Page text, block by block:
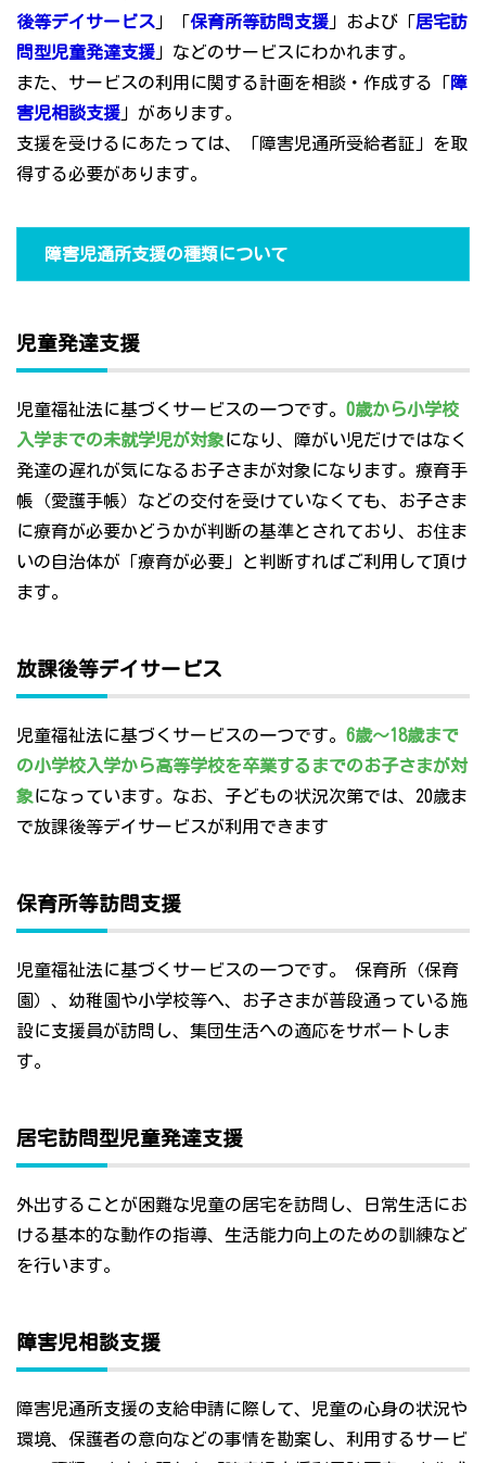
後等デイサービス 」「保育所等訪問支援 」および「居宅訪
問型児童発達支援 」などのサービスにわかれます。
また、サービスの利用に関する計画を相談・作成する「障
害児相談支援 」があります。
支援を受けるにあたっては、「障害児通所受給者証」を取
得する必要があります。
障害児通所支援の種類について
児童発達支援
児童福祉法に基づくサービスの一つです。 0歳から小学校
入学までの未就学児が対象になり、障がい児だけではなく
発達の遅れが気になるお子さまが対象になります。療育手
帳（愛護手帳）などの交付を受けていなくても、お子さま
に療育が必要かどうかが判断の基準とされており、お住ま
いの自治体が「療育が必要」と判断すればご利用して頂け
ます。
放課後等デイサービス
児童福祉法に基づくサービスの一つです。 6歳～18歳まで
の小学校入学から高等学校を卒業するまでのお子さまが対
象になっています。なお、子どもの状況次第では、20歳ま
で放課後等デイサービスが利用できます
保育所等訪問支援
児童福祉法に基づくサービスの一つです。 保育所（保育
園）、幼稚園や小学校等へ、お子さまが普段通っている施
設に支援員が訪問し、集団生活への適応をサポートしま
す。
居宅訪問型児童発達支援
外出することが困難な児童の居宅を訪問し、日常生活にお
ける基本的な動作の指導、生活能力向上のための訓練など
を行います。
障害児相談支援
障害児通所支援の支給申請に際して、児童の心身の状況や
環境、保護者の意向などの事情を勘案し、利用するサービ